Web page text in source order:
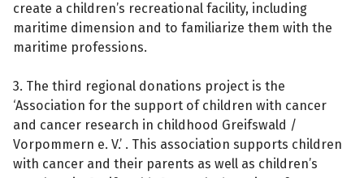
create a children’s recreational facility, including
maritime dimension and to familiarize them with the
maritime professions.
3. The third regional donations project is the
‘Association for the support of children with cancer
and cancer research in childhood Greifswald /
Vorpommern e. V.’ . This association supports children
with cancer and their parents as well as children’s